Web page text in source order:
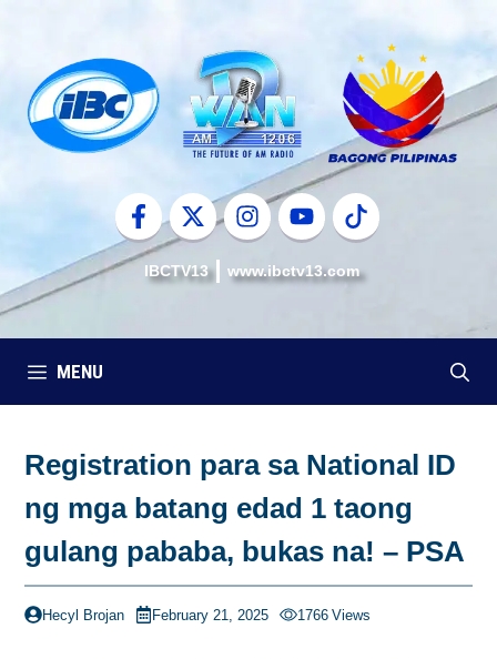
content
IBCTV13 www.ibctv13.com
MENU
Registration para sa National ID
ng mga batang edad 1 taong
gulang pababa, bukas na! – PSA
Hecyl Brojan February 21, 2025 1766 Views